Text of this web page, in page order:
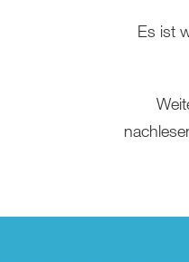
Es ist